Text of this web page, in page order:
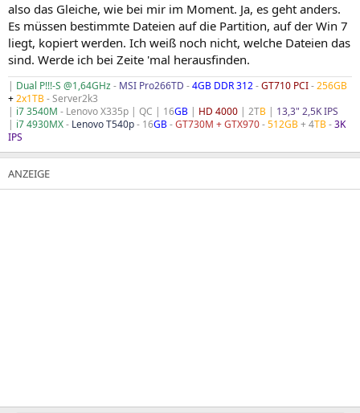
also das Gleiche, wie bei mir im Moment. Ja, es geht anders.
Es müssen bestimmte Dateien auf die Partition, auf der Win 7
liegt, kopiert werden. Ich weiß noch nicht, welche Dateien das
sind. Werde ich bei Zeite 'mal herausfinden.
| Dual P!!!-S @1,64GHz- MSI Pro266TD -4GB DDR 312-GT710 PCI-256GB
+2x1TB- Server2k3
| i7 3540M - Lenovo X335p | QC | 16GB | HD 4000 | 2TB | 13,3" 2,5K IPS
| i7 4930MX- Lenovo T540p- 16GB-GT730M + GTX970-512GB+ 4TB-3K
IPS